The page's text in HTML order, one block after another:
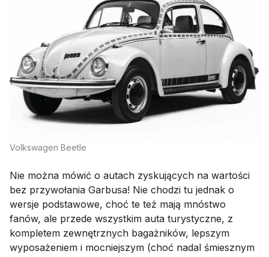
Volkswagen Beetle
Nie można mówić o autach zyskujących na wartości
bez przywołania Garbusa! Nie chodzi tu jednak o
wersje podstawowe, choć te też mają mnóstwo
fanów, ale przede wszystkim auta turystyczne, z
kompletem zewnętrznych bagażników, lepszym
wyposażeniem i mocniejszym (choć nadal śmiesznym